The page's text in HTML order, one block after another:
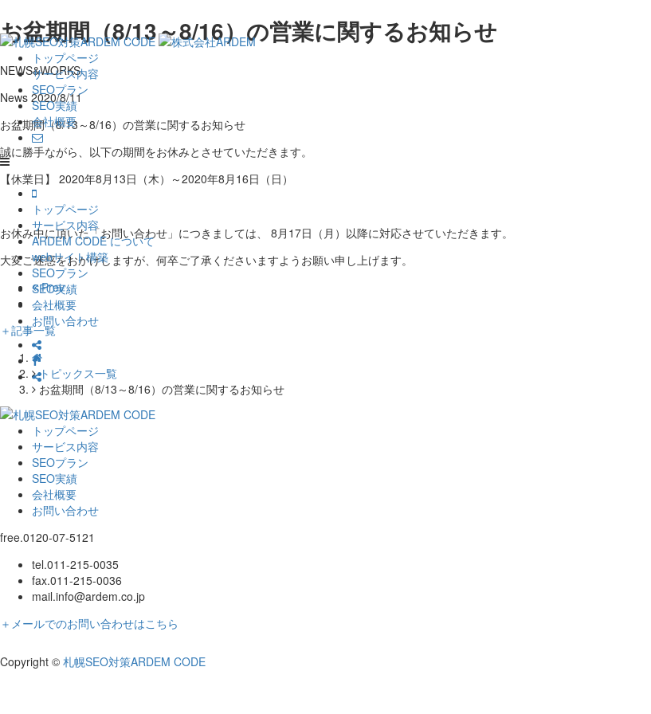
お盆期間（8/13～8/16）の営業に関するお知らせ
トップページ
サービス内容
SEOプラン
SEO実績
会社概要
トップページ
サービス内容
ARDEM CODE について
webサイト構築
SEOプラン
SEO実績
会社概要
お問い合わせ
NEWS&WORKS
News 2020/8/11
お盆期間（8/13～8/16）の営業に関するお知らせ
誠に勝手ながら、以下の期間をお休みとさせていただきます。
【休業日】 2020年8月13日（木）～2020年8月16日（日）
お休み中に頂いた「お問い合わせ」につきましては、 8月17日（月）以降に対応させていただきます。
大変ご迷惑をおかけしますが、何卒ご了承くださいますようお願い申し上げます。
Prev
＋記事一覧
トピックス一覧
お盆期間（8/13～8/16）の営業に関するお知らせ
トップページ
サービス内容
SEOプラン
SEO実績
会社概要
お問い合わせ
free.0120-07-5121
tel.011-215-0035
fax.011-215-0036
mail.info@ardem.co.jp
＋ メールでのお問い合わせはこちら
Copyright © 札幌SEO対策ARDEM CODE